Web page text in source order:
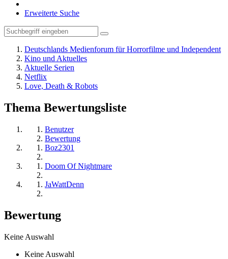
Erweiterte Suche
Deutschlands Medienforum für Horrorfilme und Independent
Kino und Aktuelles
Aktuelle Serien
Netflix
Love, Death & Robots
Thema Bewertungsliste
Benutzer
Bewertung
Boz2301
Doom Of Nightmare
JaWattDenn
Bewertung
Keine Auswahl
Keine Auswahl